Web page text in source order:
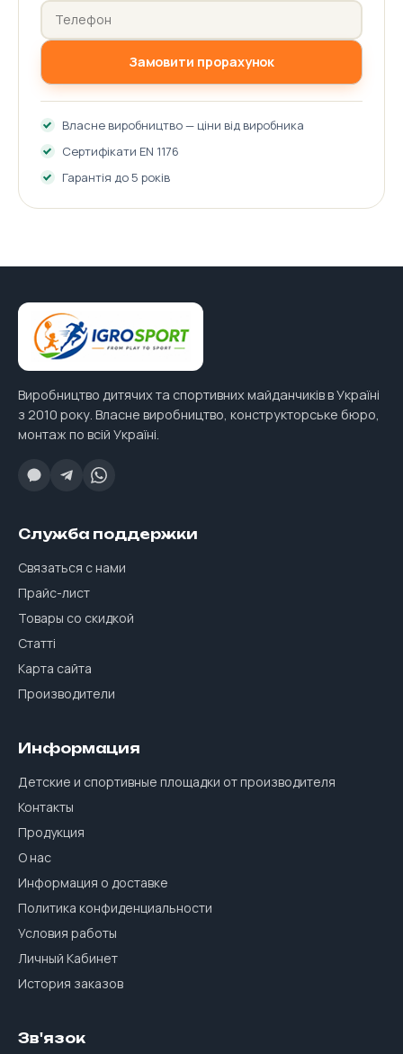
Замовити прорахунок
Власне виробництво — ціни від виробника
Сертифікати EN 1176
Гарантія до 5 років
Виробництво дитячих та спортивних майданчиків в Україні
з 2010 року. Власне виробництво, конструкторське бюро,
монтаж по всій Україні.
Служба поддержки
Связаться с нами
Прайс-лист
Товары со скидкой
Статті
Карта сайта
Производители
Информация
Детские и спортивные площадки от производителя
Контакты
Продукция
О нас
Информация о доставке
Политика конфиденциальности
Условия работы
Личный Кабинет
История заказов
Зв'язок